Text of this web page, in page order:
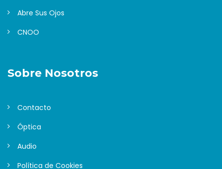
Abre Sus Ojos
CNOO
Sobre Nosotros
Contacto
Óptica
Audio
Política de Cookies